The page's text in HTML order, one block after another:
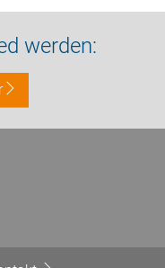
werden: